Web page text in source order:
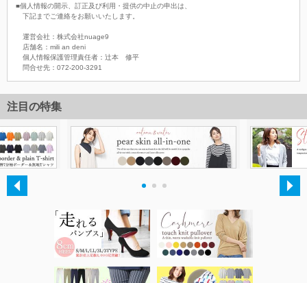
■個人情報の開示、訂正及び利用・提供の中止の申出は、
下記までご連絡をお願いいたします。
運営会社：株式会社nuage9
店舗名：mili an deni
個人情報保護管理責任者：辻本 修平
問合せ先：072-200-3291
注目の特集